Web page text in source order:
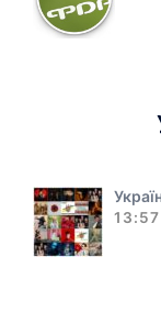
13:57